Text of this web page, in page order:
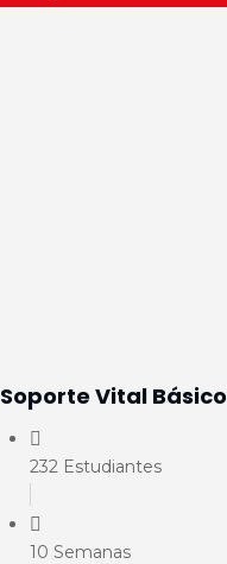
Soporte Vital Básico
232 Estudiantes
10 Semanas